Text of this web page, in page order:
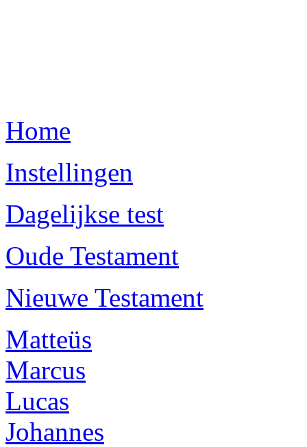
Home
Instellingen
Dagelijkse test
Oude Testament
Nieuwe Testament
Matteüs
Marcus
Lucas
Johannes